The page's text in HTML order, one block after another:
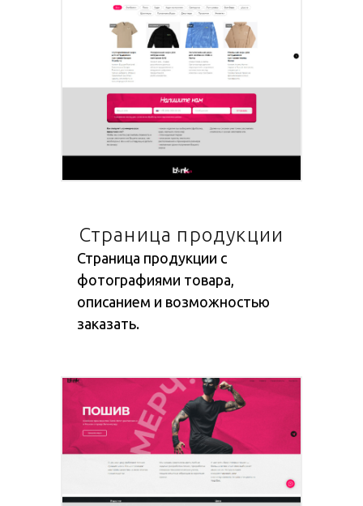
Страница продукции
Страница продукции с
фотографиями товара,
описанием и возможностью
заказать.